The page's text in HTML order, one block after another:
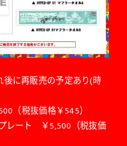
に再販売の予定あり(時
（税抜価格￥545）
プレート ￥5,500（税抜価